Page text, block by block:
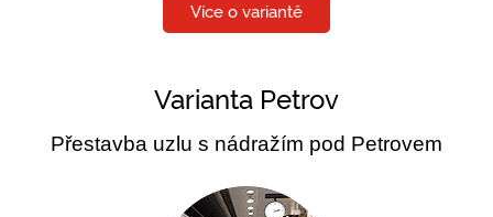
Více o variantě
Varianta Petrov
Přestavba uzlu s nádražím pod Petrovem